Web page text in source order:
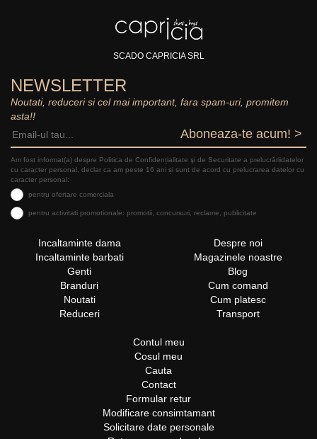
SCADO CAPRICIA SRL
NEWSLETTER
Noutati, reduceri si cel mai important, fara spam-uri, promitem
asta!!
Aboneaza-te acum! >
Am fost informat(a) despre Politica de Confidențialitate şi de Securitate a prelucrăriidatelor
cu caracter personal, declar ca am peste 16 ani și sunt de acord cu prelucrarea datelor cu
caracter personal:
pentru ofertare comerciala
pentru activitati promotionale: promotii, concursuri, reclame, publicitate
Incaltaminte dama
Incaltaminte barbati
Genti
Branduri
Noutati
Reduceri
Despre noi
Magazinele noastre
Blog
Cum comand
Cum platesc
Transport
Contul meu
Cosul meu
Cauta
Contact
Formular retur
Modificare consimtamant
Solicitare date personale